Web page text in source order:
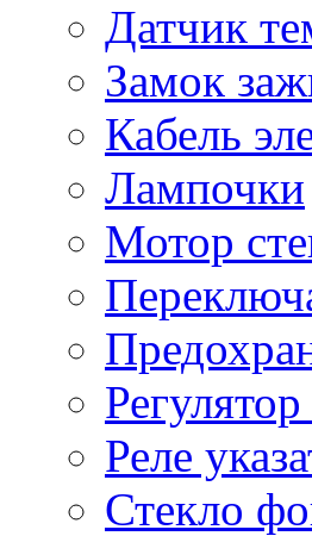
Датчик
Замок
Кабель
Лампочки
Мотор
Реле
Стекло